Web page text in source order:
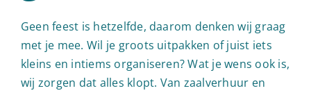
Geen feest is hetzelfde, daarom denken wij graag
met je mee. Wil je groots uitpakken of juist iets
kleins en intiems organiseren? Wat je wens ook is,
wij zorgen dat alles klopt. Van zaalverhuur en